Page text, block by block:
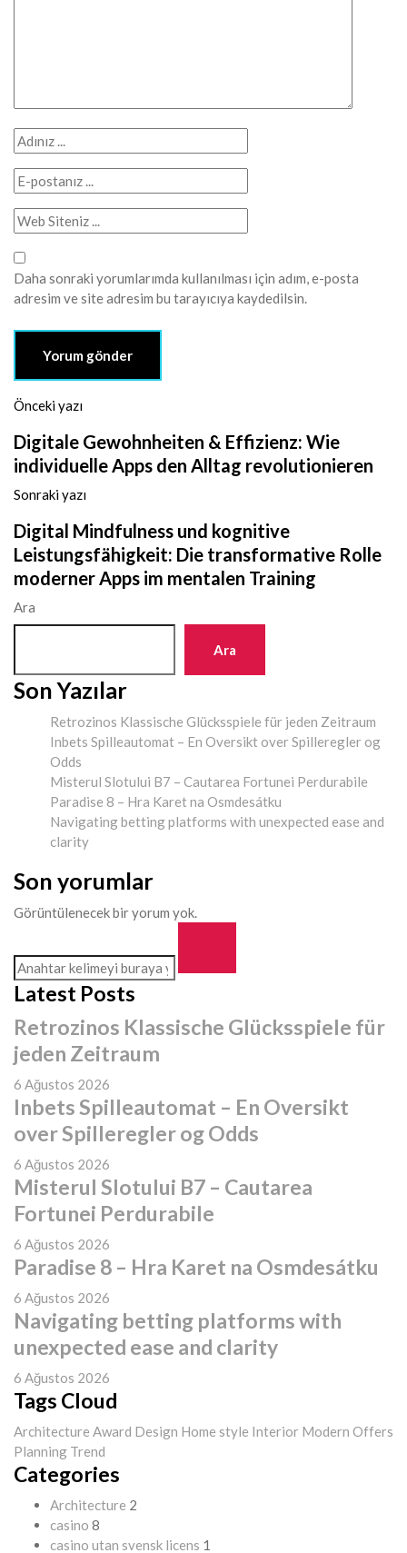
Daha sonraki yorumlarımda kullanılması için adım, e-posta
adresim ve site adresim bu tarayıcıya kaydedilsin.
Önceki yazı
Digitale Gewohnheiten & Effizienz: Wie
individuelle Apps den Alltag revolutionieren
Sonraki yazı
Digital Mindfulness und kognitive
Leistungsfähigkeit: Die transformative Rolle
moderner Apps im mentalen Training
Ara
Ara
Son Yazılar
Retrozinos Klassische Glücksspiele für jeden Zeitraum
Inbets Spilleautomat – En Oversikt over Spilleregler og
Odds
Misterul Slotului B7 – Cautarea Fortunei Perdurabile
Paradise 8 – Hra Karet na Osmdesátku
Navigating betting platforms with unexpected ease and
clarity
Son yorumlar
Görüntülenecek bir yorum yok.
Latest Posts
Retrozinos Klassische Glücksspiele für
jeden Zeitraum
6 Ağustos 2026
Inbets Spilleautomat – En Oversikt
over Spilleregler og Odds
6 Ağustos 2026
Misterul Slotului B7 – Cautarea
Fortunei Perdurabile
6 Ağustos 2026
Paradise 8 – Hra Karet na Osmdesátku
6 Ağustos 2026
Navigating betting platforms with
unexpected ease and clarity
6 Ağustos 2026
Tags Cloud
Architecture Award Design Home style Interior Modern Offers
Planning Trend
Categories
Architecture 2
casino 8
casino utan svensk licens 1